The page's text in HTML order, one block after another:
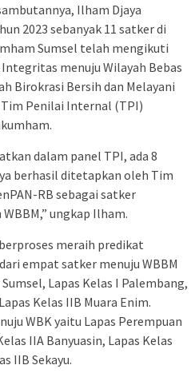
Ilham Djaya
2023 sebanyak 11 satker di
Sumsel telah mengikuti
menuju Wilayah Bebas
Birokrasi Bersih dan Melayani
Tim Penilai Internal (TPI)
dalam panel TPI, ada 8
berhasil ditetapkan oleh Tim
RB sebagai satker
ungkap Ilham.
meraih predikat
empat satker menuju WBBM
Lapas Kelas I Palembang,
Kelas IIB Muara Enim.
WBK yaitu Lapas Perempuan
IIA Banyuasin, Lapas Kelas
IIB Sekayu.